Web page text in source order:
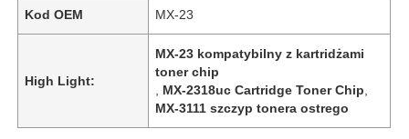
Kod OEM MX-23
High Light:
MX-23 kompatybilny z kartridżami
toner chip
MX-2318uc Cartridge Toner Chip
MX-3111 szczyp tonera ostrego